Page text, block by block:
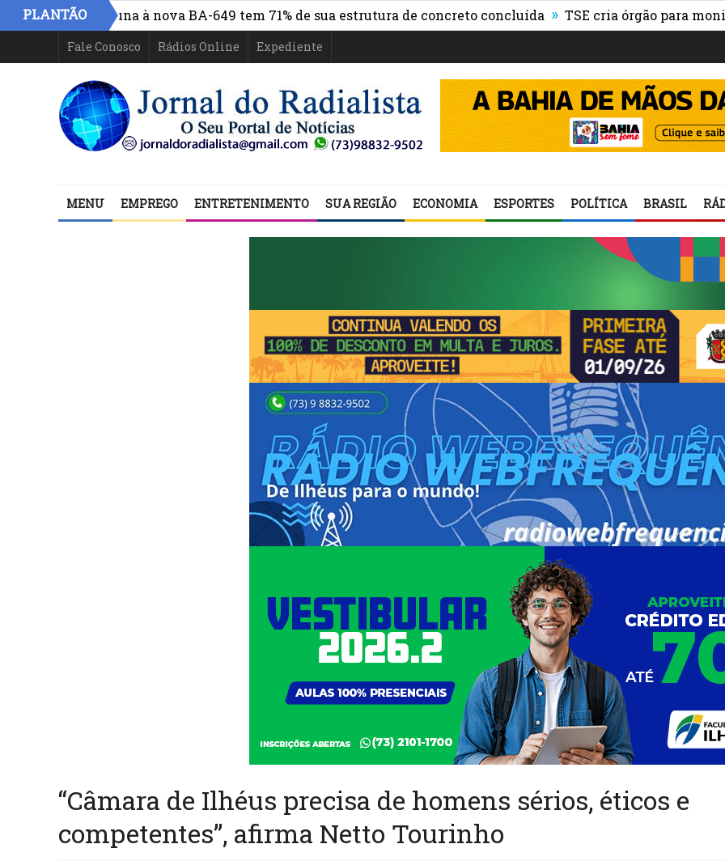
PLANTÃO
de Itabuna à nova BA-649 tem 71% de sua estrutura de concreto concluída » TSE cria órgão para
Fale Conosco Rádios Online Expediente
MENU EMPREGO ENTRETENIMENTO SUA REGIÃO ECONOMIA ESPORTES POLÍTICA BRASIL
“Câmara de Ilhéus precisa de homens sérios, éticos e
competentes”, afirma Netto Tourinho